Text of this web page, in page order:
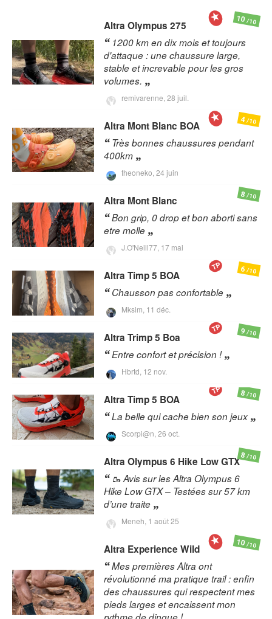
Altra Olympus 275
1200 km en dix mois et toujours
d'attaque : une chaussure large,
stable et increvable pour les gros
volumes.
remivarenne, 28 juil.
10/10
Altra Mont Blanc BOA
Très bonnes chaussures pendant
400km
theoneko, 24 juin
4/10
Altra Mont Blanc
Bon grip, 0 drop et bon aborti sans
etre molle
J.O'Neill77, 17 mai
8/10
Altra Timp 5 BOA
Chausson pas confortable
Mksim, 11 déc.
6/10
TP
Altra Trimp 5 Boa
Entre confort et précision !
Hbrtd, 12 nov.
9/10
TP
Altra Timp 5 BOA
La belle qui cache bien son jeux
Scorpi@n, 26 oct.
8/10
TP
Altra Olympus 6 Hike Low GTX
🥾 Avis sur les Altra Olympus 6
Hike Low GTX – Testées sur 57 km
d’une traite
Meneh, 1 août 25
8/10
Altra Experience Wild
Mes premières Altra ont
révolutionné ma pratique trail : enfin
des chaussures qui respectent mes
pieds larges et encaissent mon
10/10